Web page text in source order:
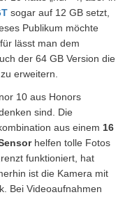
sogar auf 12 GB setzt,
Publikum möchte
lässt man dem
der 64 GB Version die
erweitern.
10 aus Honors
sind. Die
aus einem 16
helfen tolle Fotos
funktioniert, hat
ist die Kamera mit
Bei Videoaufnahmen